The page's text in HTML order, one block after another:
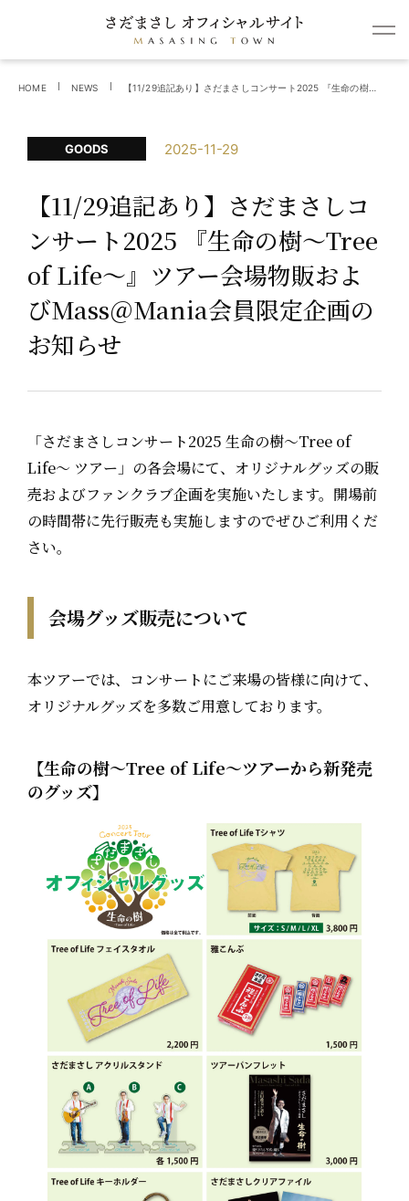
HOME NEWS 【11/29追記あり】さだまさしコンサート2025 『生命の樹～Tree of Life～』ツアー会場物販およびMass＠Mania会員限定企画のお知らせ
GOODS 2025-11-29
【11/29追記あり】さだまさしコ
ンサート2025 『生命の樹～Tree
of Life～』ツアー会場物販およ
びMass＠Mania会員限定企画の
お知らせ
「さだまさしコンサート2025 生命の樹～Tree of
Life～ ツアー」の各会場にて、オリジナルグッズの販
売およびファンクラブ企画を実施いたします。開場前
の時間帯に先行販売も実施しますのでぜひご利用くだ
さい。
会場グッズ販売について
本ツアーでは、コンサートにご来場の皆様に向けて、
オリジナルグッズを多数ご用意しております。
【生命の樹～Tree of Life～ツアーから新発売
のグッズ】